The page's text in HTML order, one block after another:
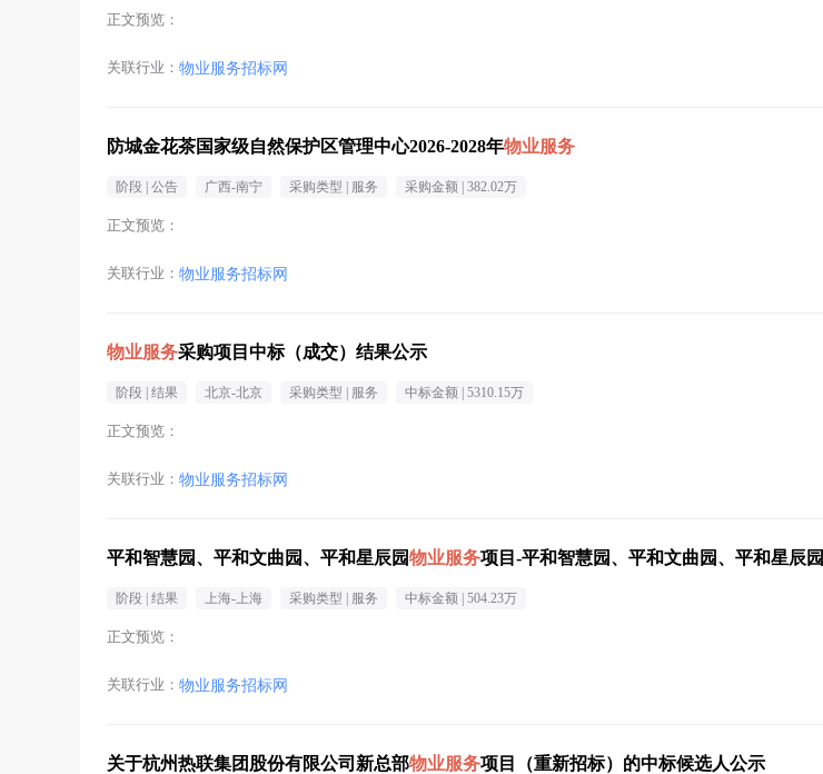
正文预览：
关联行业： 物业服务招标网
防城金花茶国家级自然保护区管理中心2026-2028年物业服务
阶段 | 公告 广西-南宁 采购类型 | 服务 采购金额 | 382.02万
正文预览：
关联行业： 物业服务招标网
物业服务采购项目中标（成交）结果公示
阶段 | 结果 北京-北京 采购类型 | 服务 中标金额 | 5310.15万
正文预览：
关联行业： 物业服务招标网
平和智慧园、平和文曲园、平和星辰园物业服务项目-平和智慧园、平和文曲园、平和星辰园
阶段 | 结果 上海-上海 采购类型 | 服务 中标金额 | 504.23万
正文预览：
关联行业： 物业服务招标网
关于杭州热联集团股份有限公司新总部物业服务项目（重新招标）的中标候选人公示